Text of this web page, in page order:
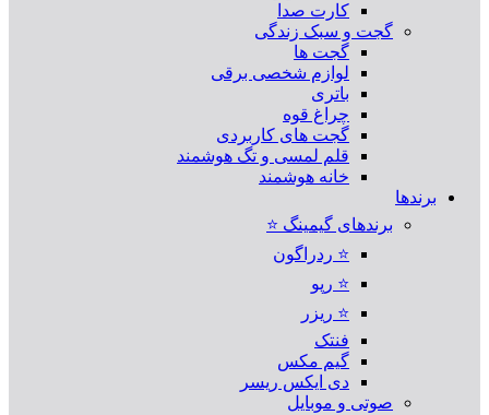
کارت صدا
گجت و سبک زندگی
گجت ها
لوازم شخصی برقی
باتری
چراغ قوه
گجت های کاربردی
قلم لمسی و تگ هوشمند
خانه هوشمند
برندها
برندهای گیمینگ ⭐
⭐ ردراگون
⭐ رپو
⭐ ریزر
فنتک
گیم مکس
دی ایکس ریسر
صوتی و موبایل